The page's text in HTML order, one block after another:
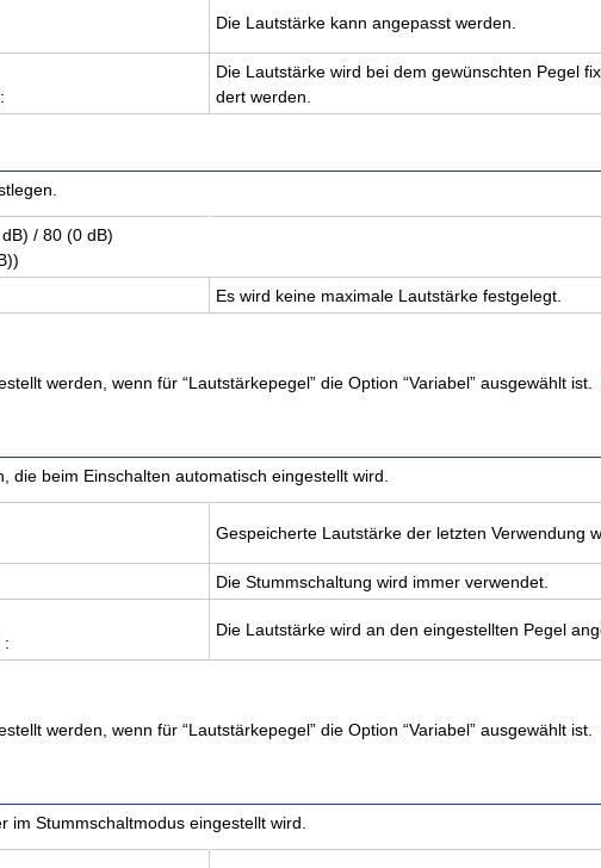
Die Laut­stär­ke kann an­ge­passt wer­den.
Die Laut­stär­ke wird bei dem ge­wünsch­ten Pegel
dert wer­den.
/ 80 (0 dB)
Es wird keine ma­xi­ma­le Laut­stär­ke fest­ge­legt.
werden, wenn für “Lautstärkepegel” die Option “Variabel” ausgewählt ist.
die beim Einschalten automatisch eingestellt wird.
Ge­spei­cher­te Laut­stär­ke der letz­ten Ver­wen­dung
Die Stumm­schal­tung wird immer ver­wen­det.
:
Die Laut­stär­ke wird an den ein­ge­stell­ten Pegel
werden, wenn für “Lautstärkepegel” die Option “Variabel” ausgewählt ist.
im Stummschaltmodus eingestellt wird.